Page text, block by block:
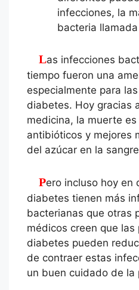
infecciones, la
bacteria
Las infecciones bacterianas hace mucho
tiempo fueron una
especialmente para
diabetes. Hoy gracias
medicina, la muerte
antibióticos y mejores
del azúcar en la
Pero incluso hoy en día, las personas con
diabetes tienen más
bacterianas que otras
médicos creen que las
diabetes pueden
de contraer estas
un buen cuidado de la